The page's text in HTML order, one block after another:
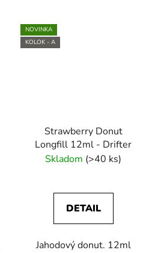
NOVINKA
KOLOK - A
Strawberry Donut
Longfill 12ml - Drifter
Skladom (>40 ks)
DETAIL
Jahodový donut. 12ml